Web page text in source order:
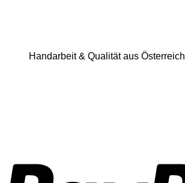
Handarbeit & Qualität aus Österreich